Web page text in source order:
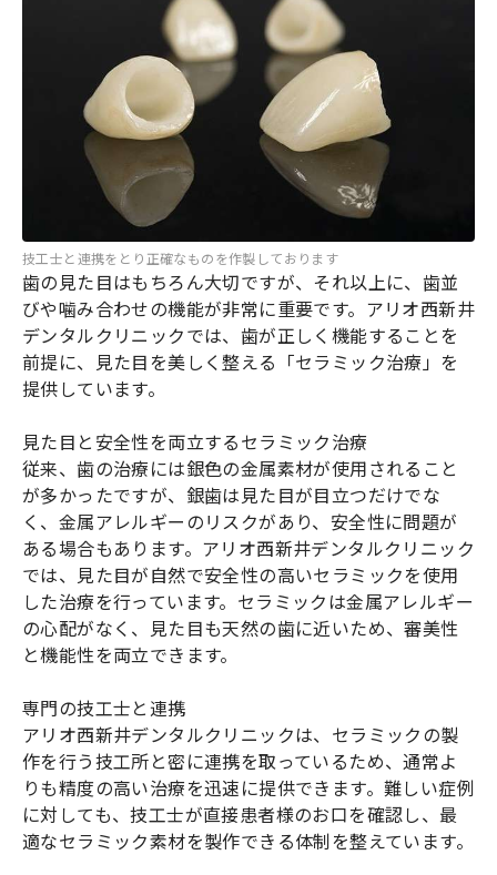
技工士と連携をとり正確なものを作製しております
歯の見た目はもちろん大切ですが、それ以上に、歯並
びや噛み合わせの機能が非常に重要です。アリオ西新井
デンタルクリニックでは、歯が正しく機能することを
前提に、見た目を美しく整える「セラミック治療」を
提供しています。
見た目と安全性を両立するセラミック治療
従来、歯の治療には銀色の金属素材が使用されること
が多かったですが、銀歯は見た目が目立つだけでな
く、金属アレルギーのリスクがあり、安全性に問題が
ある場合もあります。アリオ西新井デンタルクリニック
では、見た目が自然で安全性の高いセラミックを使用
した治療を行っています。セラミックは金属アレルギー
の心配がなく、見た目も天然の歯に近いため、審美性
と機能性を両立できます。
専門の技工士と連携
アリオ西新井デンタルクリニックは、セラミックの製
作を行う技工所と密に連携を取っているため、通常よ
りも精度の高い治療を迅速に提供できます。難しい症例
に対しても、技工士が直接患者様のお口を確認し、最
適なセラミック素材を製作できる体制を整えています。